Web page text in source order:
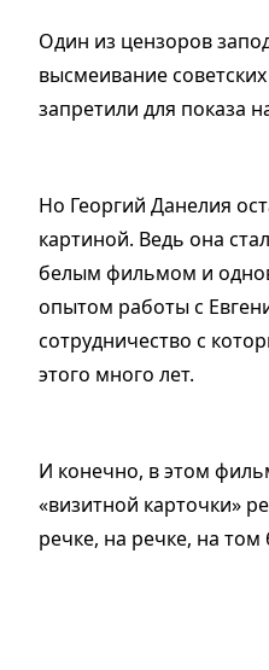
Один из цензоров
высмеивание
запретили для показа
Но Георгий Данелия
картиной. Ведь она
белым фильмом и
опытом работы с
сотрудничество с
этого много лет.
И конечно, в этом
«визитной карточки»
речке, на речке, на том